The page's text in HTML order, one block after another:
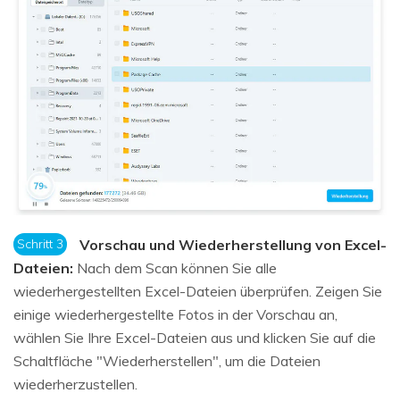
Schritt 3
Vorschau und Wiederherstellung von Excel-
Dateien: Nach dem Scan können Sie alle
wiederhergestellten Excel-Dateien überprüfen. Zeigen Sie
einige wiederhergestellte Fotos in der Vorschau an,
wählen Sie Ihre Excel-Dateien aus und klicken Sie auf die
Schaltfläche "Wiederherstellen", um die Dateien
wiederherzustellen.